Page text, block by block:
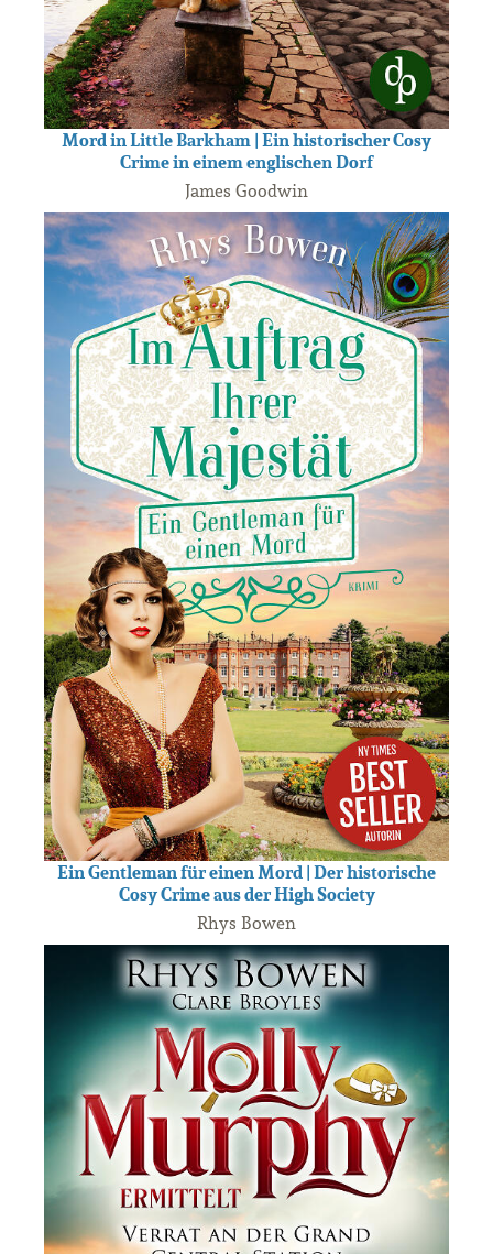
Mord in Little Barkham | Ein historischer Cosy
Crime in einem englischen Dorf
James Goodwin
Ein Gentleman für einen Mord | Der historische
Cosy Crime aus der High Society
Rhys Bowen